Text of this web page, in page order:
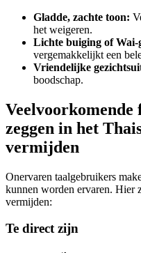
Gladde, zachte toon:
het weigeren.
Lichte buiging of Wai-
vergemakkelijkt een
Vriendelijke
boodschap.
Veelvoorkomende
zeggen in het
vermijden
Onervaren taalgebruikers
kunnen worden ervaren. Hier
vermijden:
Te direct zijn